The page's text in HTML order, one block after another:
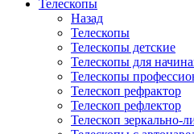
Телескопы
Назад
Телескопы
Телескопы детские
Телескопы для
Телескопы
Телескоп рефрактор
Телескоп рефлектор
Телескоп зеркально-